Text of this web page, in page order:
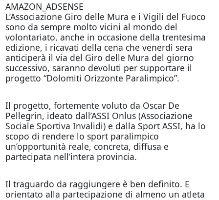
AMAZON_ADSENSE
L’Associazione Giro delle Mura e i Vigili del Fuoco
sono da sempre molto vicini al mondo del
volontariato, anche in occasione della trentesima
edizione, i ricavati della cena che venerdì sera
anticiperà il via del Giro delle Mura del giorno
successivo, saranno devoluti per supportare il
progetto “Dolomiti Orizzonte Paralimpico”.
Il progetto, fortemente voluto da Oscar De
Pellegrin, ideato dall’ASSI Onlus (Associazione
Sociale Sportiva Invalidi) e dalla Sport ASSI, ha lo
scopo di rendere lo sport paralimpico
un’opportunità reale, concreta, diffusa e
partecipata nell’intera provincia.
Il traguardo da raggiungere è ben definito. E
orientato alla partecipazione di almeno un atleta